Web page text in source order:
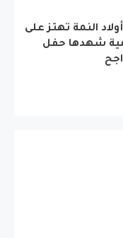
النمة تهتز على
شهدها حفل